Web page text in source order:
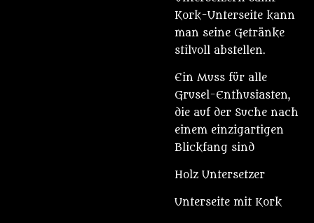
Kork-Unterseite kann
man seine Getränke
stilvoll abstellen.
Ein Muss für alle
Grusel-Enthusiasten,
die auf der Suche nach
einem einzigartigen
Blickfang sind
Holz Untersetzer
Unterseite mit Kork